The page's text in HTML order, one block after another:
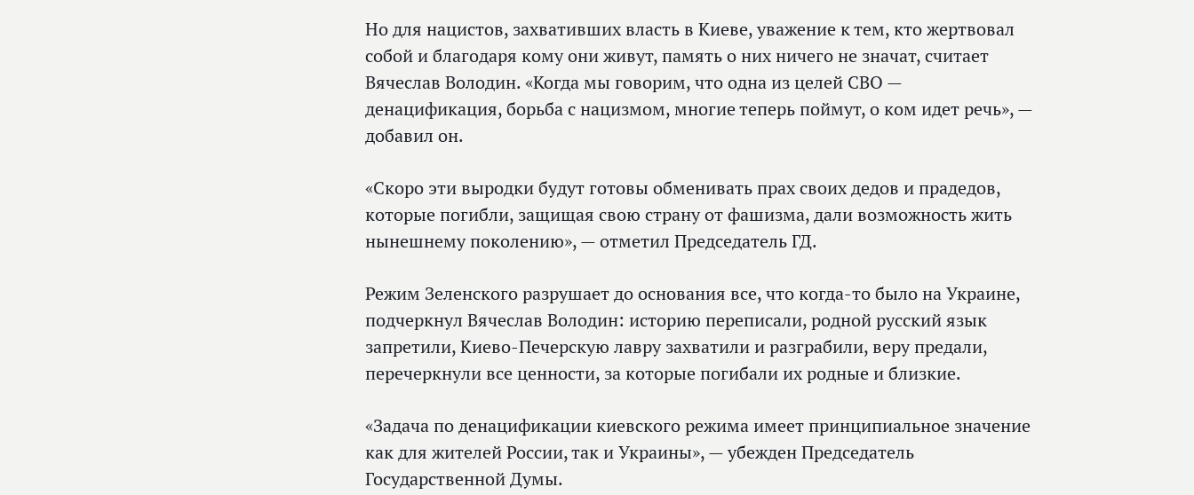
Но для нацистов, захвативших власть в Киеве, уважение к тем, кто жертвовал
собой и благодаря кому они живут, память о них ничего не значат, считает
Вячеслав Володин. «Когда мы говорим, что одна из целей СВО —
денацификация, борьба с нацизмом, многие теперь поймут, о ком идет речь», —
добавил он.
«Скоро эти выродки будут готовы обменивать прах своих дедов и прадедов,
которые погибли, защищая свою страну от фашизма, дали возможность жить
нынешнему поколению», — отметил Председатель ГД.
Режим Зеленского разрушает до основания все, что когда‑то было на Украине,
подчеркнул Вячеслав Володин: историю переписали, родной русский язык
запретили, Киево-Печерскую лавру захватили и разграбили, веру предали,
перечеркнули все ценности, за которые погибали их родные и близкие.
«Задача по денацификации киевского режима имеет принципиальное значение
как для жителей России, так и Украины», — убежден Председатель
Государственной Думы.